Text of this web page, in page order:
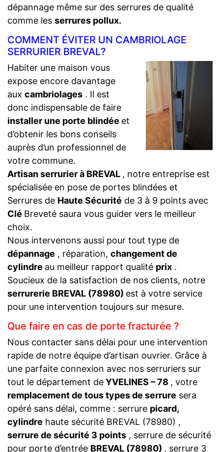
dépannage même sur des serrures de qualité
comme les serrures pollux.
COMMENT ÉVITER UN CAMBRIOLAGE
SERRURIER BREVAL?
Habiter une maison vous
expose encore davantage
aux cambriolages . Il est
donc indispensable de faire
installer une porte blindée et
d’obtenir les bons conseils
auprès d’un professionnel de
votre commune.
Artisan serrurier à BREVAL , notre entreprise est
spécialisée en pose de portes blindées et
Serrures de Haute Sécurité de 3 à 9 points avec
Clé Breveté saura vous guider vers le meilleur
choix.
Nous intervenons aussi pour tout type de
dépannage , réparation, changement de
cylindre au meilleur rapport qualité prix .
Soucieux de la satisfaction de nos clients, notre
serrurerie BREVAL (78980) est à votre service
pour une intervention toujours sur mesure.
Que faire en cas de porte fracturée ?
Nous contacter sans délai pour une intervention
rapide de notre équipe d’artisan ouvrier. Grâce à
une parfaite connexion avec nos serruriers sur
tout le département deYVELINES – 78 , votre
remplacement de tous types de serrure sera
opéré sans délai, comme : serrure picard,
cylindre haute sécurité BREVAL (78980) ,
serrure de sécurité 3 points , serrure de sécurité
pour porte d’entrée BREVAL (78980) , serrure 3